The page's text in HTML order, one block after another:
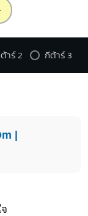
าร์ 2 กีต้าร์ 3
|